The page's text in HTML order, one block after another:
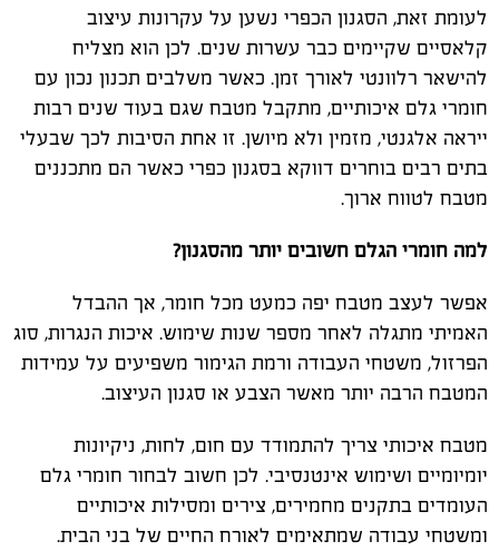
לעומת זאת, הסגנון הכפרי נשען על עקרונות עיצוב
קלאסיים שקיימים כבר עשרות שנים. לכן הוא מצליח
להישאר רלוונטי לאורך זמן. כאשר משלבים תכנון נכון עם
חומרי גלם איכותיים, מתקבל מטבח שגם בעוד שנים רבות
ייראה אלגנטי, מזמין ולא מיושן. זו אחת הסיבות לכך שבעלי
בתים רבים בוחרים דווקא בסגנון כפרי כאשר הם מתכננים
מטבח לטווח ארוך.
למה חומרי הגלם חשובים יותר מהסגנון?
אפשר לעצב מטבח יפה כמעט מכל חומר, אך ההבדל
האמיתי מתגלה לאחר מספר שנות שימוש. איכות הנגרות, סוג
הפרזול, משטחי העבודה ורמת הגימור משפיעים על עמידות
המטבח הרבה יותר מאשר הצבע או סגנון העיצוב.
מטבח איכותי צריך להתמודד עם חום, לחות, ניקיונות
יומיומיים ושימוש אינטנסיבי. לכן חשוב לבחור חומרי גלם
העומדים בתקנים מחמירים, צירים ומסילות איכותיים
ומשטחי עבודה שמתאימים לאורח החיים של בני הבית.